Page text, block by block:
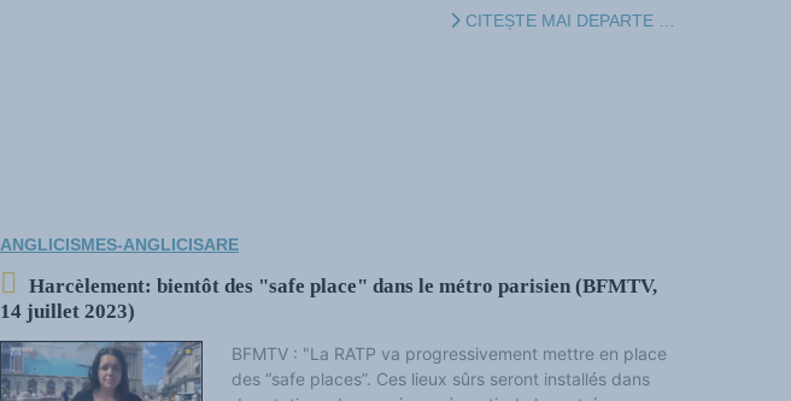
CITEȘTE MAI DEPARTE …
ANGLICISMES-ANGLICISARE
Harcèlement: bientôt des "safe place" dans le métro parisien (BFMTV,
14 juillet 2023)
BFMTV : "La RATP va progressivement mettre en place
des “safe places”. Ces lieux sûrs seront installés dans